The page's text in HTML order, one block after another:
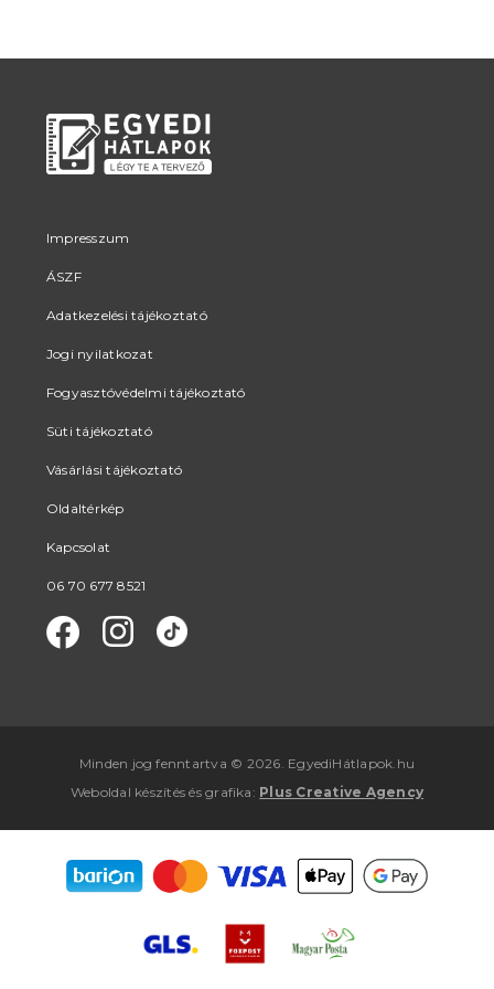
Impresszum
ÁSZF
Adatkezelési tájékoztató
Jogi nyilatkozat
Fogyasztóvédelmi tájékoztató
Süti tájékoztató
Vásárlási tájékoztató
Oldaltérkép
Kapcsolat
06 70 677 8521
Minden jog fenntartva © 2026. EgyediHátlapok.hu
Weboldal készítés ésgrafika : Plus Creative Agency